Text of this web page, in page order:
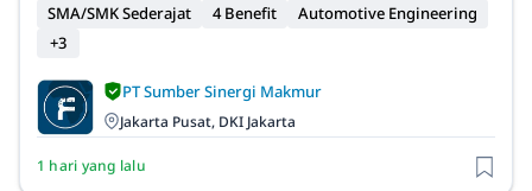
SMA/SMK Sederajat
4 Benefit
Automotive Engineering
+3
PT Sumber Sinergi Makmur
Jakarta Pusat, DKI Jakarta
1 hari yang lalu